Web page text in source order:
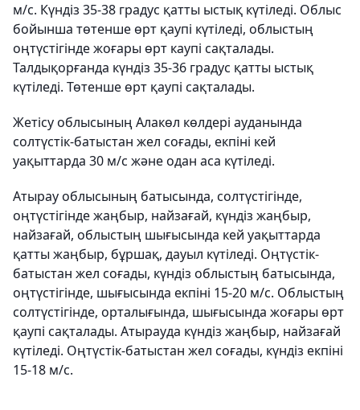
м/с. Күндіз 35-38 градус қатты ыстық күтіледі. Облыс
бойынша төтенше өрт қаупі күтіледі, облыстың
оңтүстігінде жоғары өрт каупі сақталады.
Талдықорғанда күндіз 35-36 градус қатты ыстық
күтіледі. Төтенше өрт қаупі сақталады.
Жетісу облысының Алакөл көлдері ауданында
солтүстік-батыстан жел соғады, екпіні кей
уақыттарда 30 м/с және одан аса күтіледі.
Атырау облысының батысында, солтүстігінде,
оңтүстігінде жаңбыр, найзағай, күндіз жаңбыр,
найзағай, облыстың шығысында кей уақыттарда
қатты жаңбыр, бұршақ, дауыл күтіледі. Оңтүстік-
батыстан жел соғады, күндіз облыстың батысында,
оңтүстігінде, шығысында екпіні 15-20 м/с. Облыстың
солтүстігінде, орталығында, шығысында жоғары өрт
қаупі сақталады. Атырауда күндіз жаңбыр, найзағай
күтіледі. Оңтүстік-батыстан жел соғады, күндіз екпіні
15-18 м/с.